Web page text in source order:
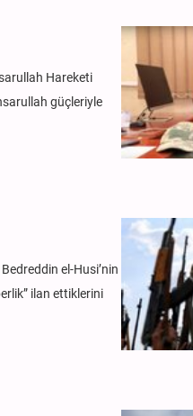
Hareketi
güçleriyle
el-Husi’nin
ilan ettiklerini